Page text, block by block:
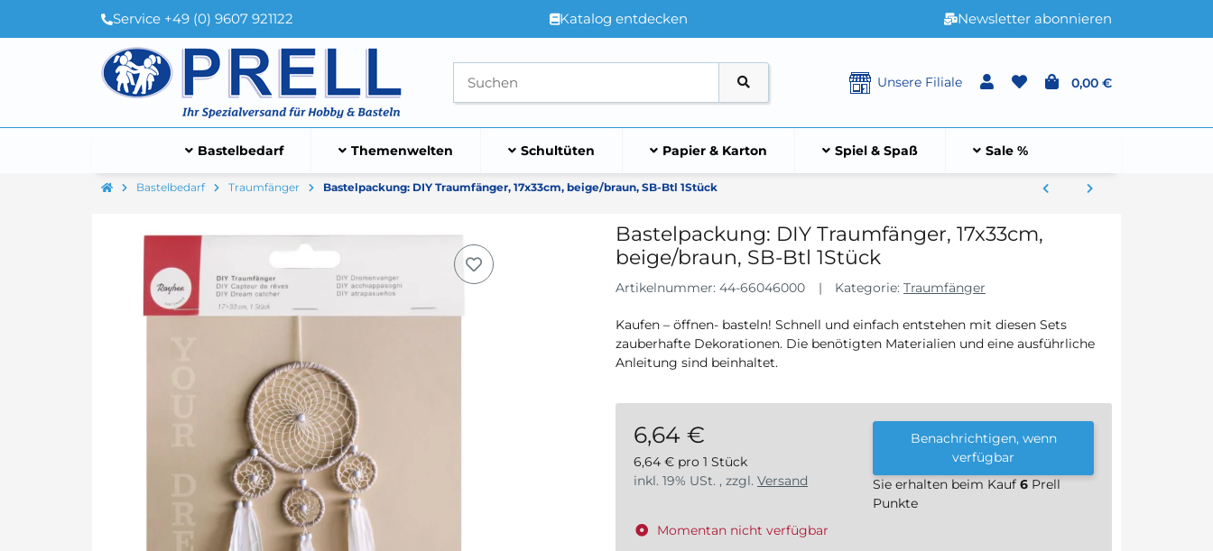
Service +49 (0) 9607 921122 Katalog entdecken Newsletter abonnieren
Unsere Filiale 0,00 €
Bastelbedarf Themenwelten Schultüten Papier & Karton Spiel & Spaß Sale %
Bastelbedarf Traumfänger Bastelpackung: DIY Traumfänger, 17x33cm, beige/braun, SB-Btl 1Stück
Bastelpackung: DIY Traumfänger, 17x33cm,
beige/braun, SB-Btl 1Stück
Artikelnummer: 44-66046000 Kategorie: Traumfänger
Kaufen – öffnen- basteln! Schnell und einfach entstehen mit diesen Sets
zauberhafte Dekorationen. Die benötigten Materialien und eine ausführliche
Anleitung sind beinhaltet.
6,64 €
6,64 € pro 1 Stück
inkl. 19% USt. , zzgl. Versand
Momentan nicht verfügbar
Benachrichtigen, wenn
verfügbar
Sie erhalten beim Kauf 6 Prell
Punkte